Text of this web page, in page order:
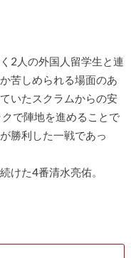
2人の外国人留学生と連
苦しめられる場面のあ
いたスクラムからの安
で陣地を進めることで
勝利した一戦であっ
けた4番清水亮佑。